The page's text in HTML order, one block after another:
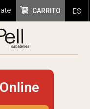
ES
CARRITO
Online